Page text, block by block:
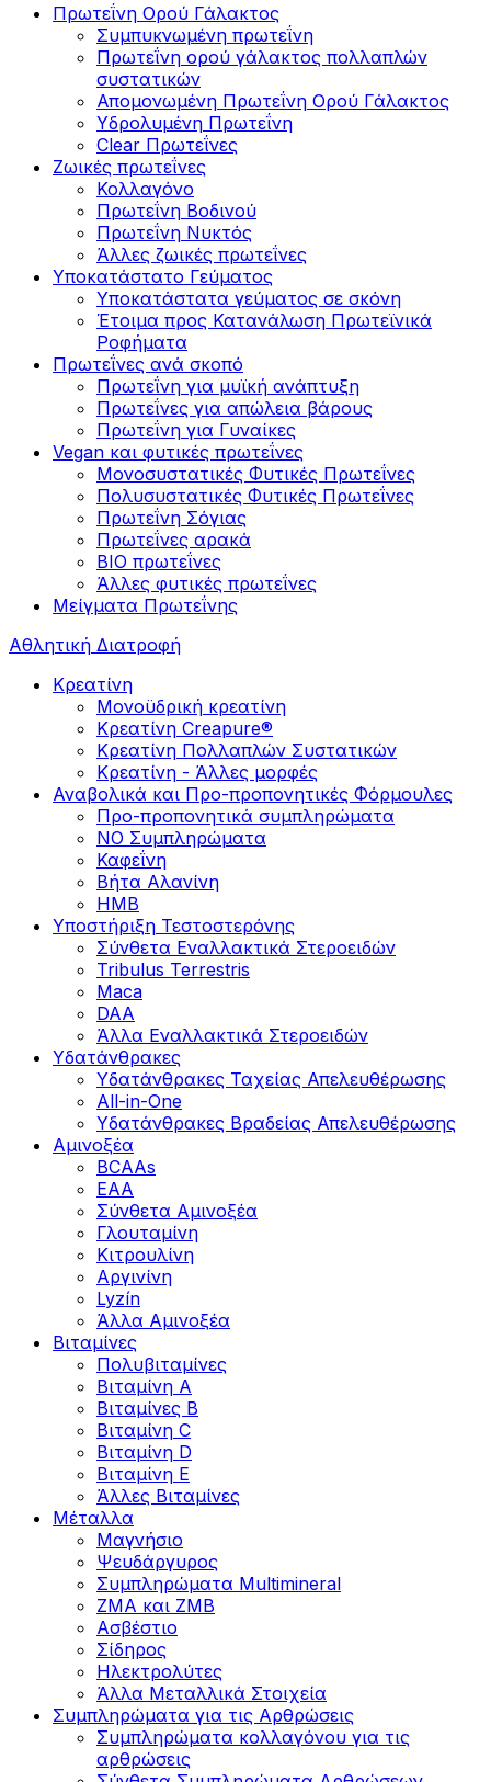
Πρωτεΐνη Ορού Γάλακτος
Συμπυκνωμένη πρωτεΐνη
Πρωτεΐνη ορού γάλακτος πολλαπλών
συστατικών
Απομονωμένη Πρωτεΐνη Ορού Γάλακτος
Υδρολυμένη Πρωτεΐνη
Clear Πρωτεΐνες
Ζωικές πρωτεΐνες
Κολλαγόνο
Πρωτεΐνη Βοδινού
Πρωτεΐνη Νυκτός
Άλλες ζωικές πρωτεΐνες
Υποκατάστατο Γεύματος
Υποκατάστατα γεύματος σε σκόνη
Έτοιμα προς Κατανάλωση Πρωτεϊνικά
Ροφήματα
Πρωτεΐνες ανά σκοπό
Πρωτεΐνη για μυϊκή ανάπτυξη
Πρωτεΐνες για απώλεια βάρους
Πρωτεΐνη για Γυναίκες
Vegan και φυτικές πρωτεΐνες
Μονοσυστατικές Φυτικές Πρωτεΐνες
Πολυσυστατικές Φυτικές Πρωτεΐνες
Πρωτεΐνη Σόγιας
Πρωτεΐνες αρακά
ΒIO πρωτεΐνες
Άλλες φυτικές πρωτεΐνες
Μείγματα Πρωτεΐνης
Αθλητική Διατροφή
Κρεατίνη
Μονοϋδρική κρεατίνη
Κρεατίνη Creapure®
Κρεατίνη Πολλαπλών Συστατικών
Κρεατίνη - Άλλες μορφές
Αναβολικά και Προ-προπονητικές Φόρμουλες
Προ-προπονητικά συμπληρώματα
ΝΟ Συμπληρώματα
Καφεΐνη
Βήτα Αλανίνη
HMB
Υποστήριξη Τεστοστερόνης
Σύνθετα Εναλλακτικά Στεροειδών
Tribulus Terrestris
Maca
DAA
Άλλα Εναλλακτικά Στεροειδών
Υδατάνθρακες
Υδατάνθρακες Ταχείας Απελευθέρωσης
All-in-One
Υδατάνθρακες Βραδείας Απελευθέρωσης
Αμινοξέα
BCAAs
EAA
Σύνθετα Αμινοξέα
Γλουταμίνη
Κιτρουλίνη
Αργινίνη
Lyzín
Άλλα Αμινοξέα
Βιταμίνες
Πολυβιταμίνες
Βιταμίνη Α
Βιταμίνες Β
Βιταμίνη C
Βιταμίνη D
Βιταμίνη Ε
Άλλες Βιταμίνες
Μέταλλα
Μαγνήσιο
Ψευδάργυρος
Συμπληρώματα Multimineral
ZMA και ZMB
Ασβέστιο
Σίδηρος
Ηλεκτρολύτες
Άλλα Mεταλλικά Στοιχεία
Συμπληρώματα για τις Αρθρώσεις
Συμπληρώματα κολλαγόνου για τις
αρθρώσεις